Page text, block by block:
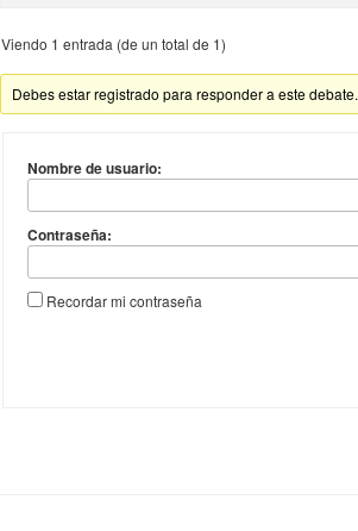
Viendo 1 entrada (de un total de 1)
Debes estar registrado para responder a este debate.
Nombre de usuario:
Contraseña:
Recordar mi contraseña